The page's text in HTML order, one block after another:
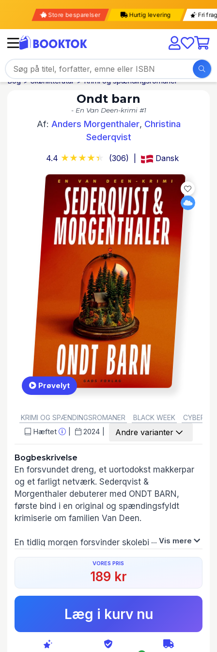
Store besparelser Hurtig levering Fri
Bog Skønlitteratur Krimi og spændingsromaner
Ondt barn
- En Van Deen-krimi #1
Af: Anders Morgenthaler, Christina
Sederqvist
4.4 (306) Dansk
Prøvelyt
KRIMI OG SPÆNDINGSROMANER
BLACK WEEK CYBER
Hæftet 2024 Andre varianter
Bogbeskrivelse
En forsvundet dreng, et uortodokst makkerpar
og et farligt netværk. Sederqvist &
Morgenthaler debuterer med ONDT BARN,
første bind i en original og spændingsfyldt
krimiserie om familien Van Deen.
En tidlig morgen forsvinder skolebibliotekaren
Emily Van Deens syvårige søn, Manfred,
sporløst, og en omfattende eftersøgning bliver
sat i gang. Politikommissær Anni Brandt
mistænker Manfreds mor, og da det går op for
Emily, at hun er politiets hovedmistænkte,
opsøger hun i desperation sin onkel, Bob – et
menneske, som hun ellers har forsøgt at undgå
i flere år. Bob er nemlig en kontroversiel
... Vis mere
VORES PRIS
189 kr
Læg i kurv nu